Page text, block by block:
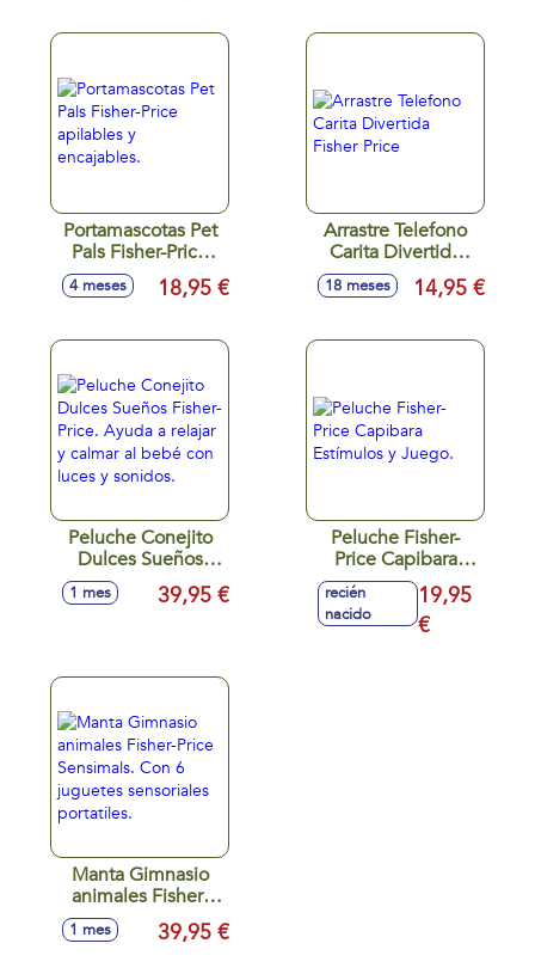
sonidos.
Portamascotas Pet
Pals Fisher-Price
apilables y
encajables.
4 meses 18,95 €
Arrastre Telefono
Carita Divertida
Fisher Price
18 meses 14,95 €
Peluche Conejito
Dulces Sueños
Fisher-Price. Ayuda
a relajar y calmar al
1 mes 39,95 €
Peluche Fisher-
Price Capibara
Estímulos y Juego.
recién
nacido
19,95
€
Manta Gimnasio
animales Fisher-
Price Sensimals.
Con 6 juguetes
1 mes 39,95 €